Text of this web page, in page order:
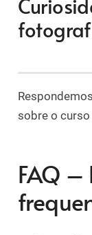
sobre o
FAQ –